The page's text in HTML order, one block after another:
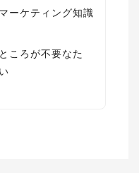
ーケティング知識
ころが不要なた